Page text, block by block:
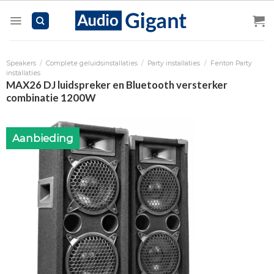
Speakers / Complete geluidsinstallaties / Party installaties / Fenton Party
installaties
MAX26 DJ luidspreker en Bluetooth versterker
combinatie 1200W
Aanbieding